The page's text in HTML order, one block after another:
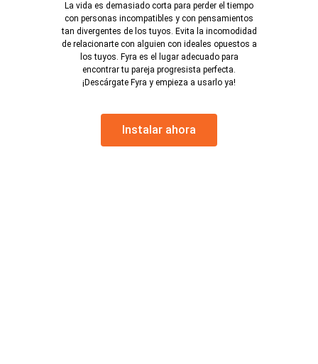
La vida es demasiado corta para perder el tiempo
con personas incompatibles y con pensamientos
tan divergentes de los tuyos. Evita la incomodidad
de relacionarte con alguien con ideales opuestos a
los tuyos. Fyra es el lugar adecuado para
encontrar tu pareja progresista perfecta.
¡Descárgate Fyra y empieza a usarlo ya!
Instalar ahora